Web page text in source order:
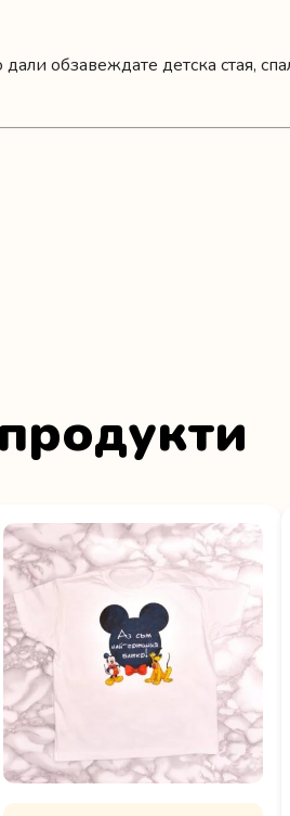
обзавеждате детска стая,